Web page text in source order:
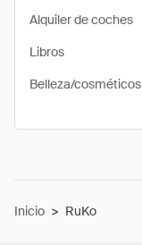
Alquiler de coches
Libros
Belleza/cosméticos
Inicio > RuKo